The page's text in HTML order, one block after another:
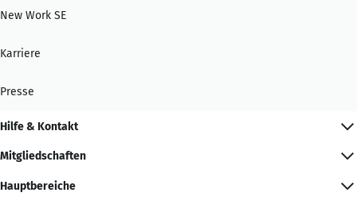
New Work SE
Karriere
Presse
Hilfe & Kontakt
Mitgliedschaften
Hauptbereiche